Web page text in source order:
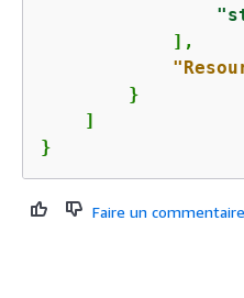
            ],
        }
    ]
}
Faire un commentaire